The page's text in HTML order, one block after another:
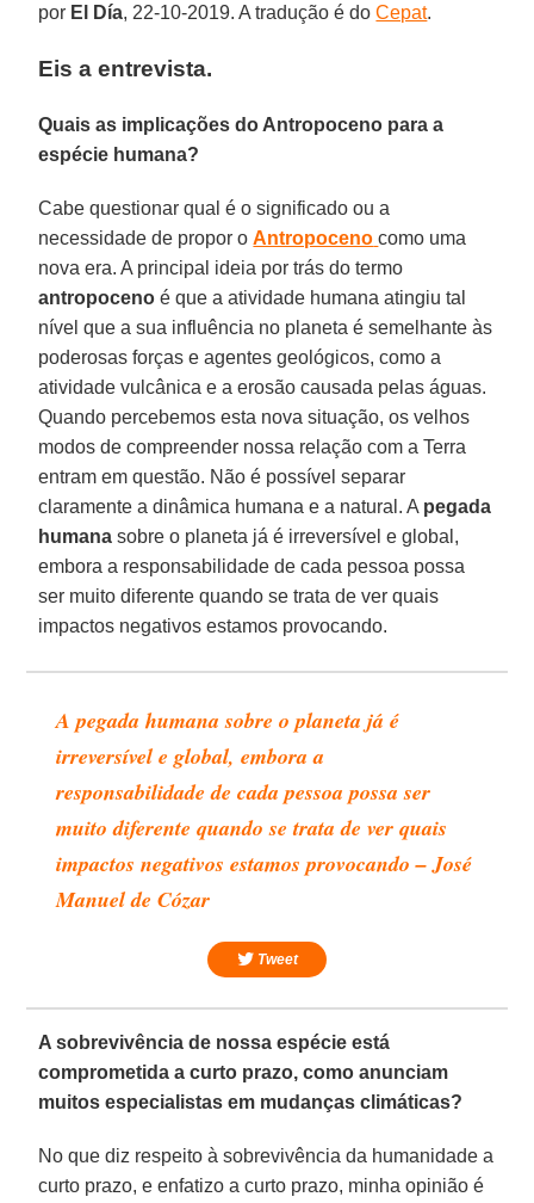
por El Día, 22-10-2019. A tradução é doCepat.
Eis a entrevista.
Quais as implicações do Antropoceno para a
espécie humana?
Cabe questionar qual é o significado ou a
necessidade de propor oAntropoceno como uma
nova era. A principal ideia por trás do termo
antropoceno é que a atividade humana atingiu tal
nível que a sua influência no planeta é semelhante às
poderosas forças e agentes geológicos, como a
atividade vulcânica e a erosão causada pelas águas.
Quando percebemos esta nova situação, os velhos
modos de compreender nossa relação com a Terra
entram em questão. Não é possível separar
claramente a dinâmica humana e a natural. A pegada
humana sobre o planeta já é irreversível e global,
embora a responsabilidade de cada pessoa possa
ser muito diferente quando se trata de ver quais
impactos negativos estamos provocando.
A pegada humana sobre o planeta já é
irreversível e global, embora a
responsabilidade de cada pessoa possa ser
muito diferente quando se trata de ver quais
impactos negativos estamos provocando – José
Manuel de Cózar
Tweet
A sobrevivência de nossa espécie está
comprometida a curto prazo, como anunciam
muitos especialistas em mudanças climáticas?
No que diz respeito à sobrevivência da humanidade a
curto prazo, e enfatizo a curto prazo, minha opinião é